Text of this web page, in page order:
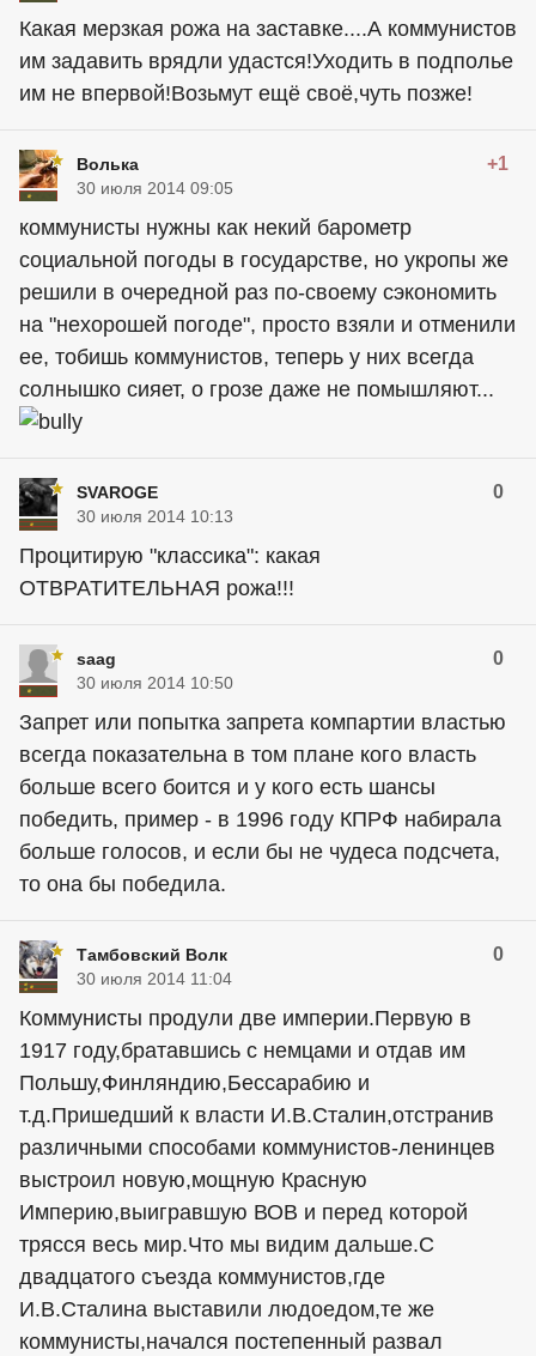
Какая мерзкая рожа на заставке....А коммунистов
им задавить врядли удастся!Уходить в подполье
им не впервой!Возьмут ещё своё,чуть позже!
Волька +1
30 июля 2014 09:05
коммунисты нужны как некий барометр
социальной погоды в государстве, но укропы же
решили в очередной раз по-своему сэкономить
на "нехорошей погоде", просто взяли и отменили
ее, тобишь коммунистов, теперь у них всегда
солнышко сияет, о грозе даже не помышляют...
SVAROGE 0
30 июля 2014 10:13
Процитирую "классика": какая
ОТВРАТИТЕЛЬНАЯ рожа!!!
saag 0
30 июля 2014 10:50
Запрет или попытка запрета компартии властью
всегда показательна в том плане кого власть
больше всего боится и у кого есть шансы
победить, пример - в 1996 году КПРФ набирала
больше голосов, и если бы не чудеса подсчета,
то она бы победила.
Тамбовский Волк 0
30 июля 2014 11:04
Коммунисты продули две империи.Первую в
1917 году,братавшись с немцами и отдав им
Польшу,Финляндию,Бессарабию и
т.д.Пришедший к власти И.В.Сталин,отстранив
различными способами коммунистов-ленинцев
выстроил новую,мощную Красную
Империю,выигравшую ВОВ и перед которой
трясся весь мир.Что мы видим дальше.С
двадцатого съезда коммунистов,где
И.В.Сталина выставили людоедом,те же
коммунисты,начался постепенный развал